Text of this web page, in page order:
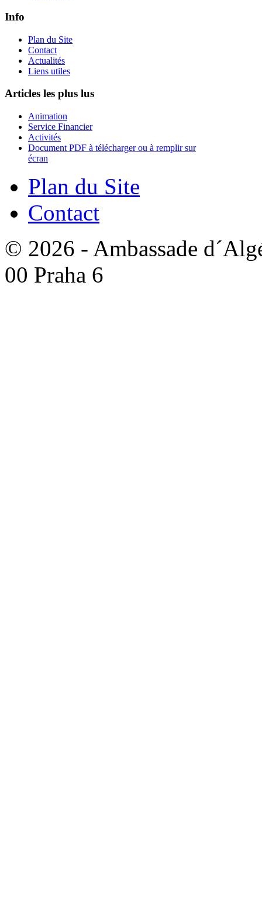
Info
Plan du Site
Contact
Actualités
Liens utiles
Articles les plus lus
Animation
Service Financier
Activités
Document PDF à télécharger ou à remplir sur
écran
Plan du Site
Contact
© 2026 - Ambassade
00 Praha 6